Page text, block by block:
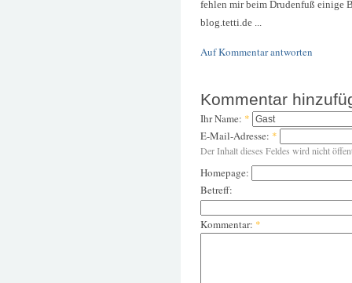
fehlen mir beim Drudenfuß einige
blog.tetti.de ...
Auf Kommentar antworten
Kommentar
Ihr Name: *
E-Mail-Adresse: *
Der Inhalt dieses Feldes wird nicht
Homepage:
Betreff:
Kommentar: *